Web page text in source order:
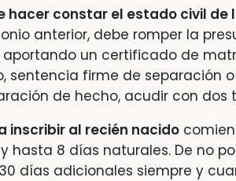
hacer constar el estado civil de
anterior, debe romper la
un certificado de
sentencia firme de separación
de hecho, acudir con dos
inscribir al recién nacido
hasta 8 días naturales. De no
días adicionales siempre y